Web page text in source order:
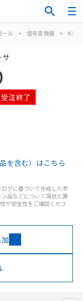
ール > 信号変換器 > K3TD
サ
注終了
を含む）はこちら
グに基づいて作成した参
品などについて現状と異
や安全性をご確認くださ